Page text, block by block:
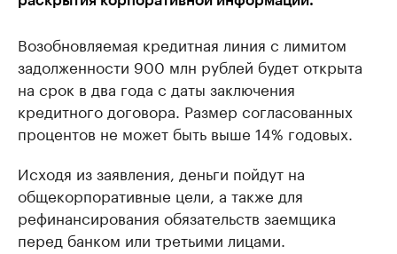
Возобновляемая кредитная линия с лимитом
задолженности 900 млн рублей будет открыта
на срок в два года с даты заключения
кредитного договора. Размер согласованных
процентов не может быть выше 14% годовых.
Исходя из заявления, деньги пойдут на
общекорпоративные цели, а также для
рефинансирования обязательств заемщика
перед банком или третьими лицами.